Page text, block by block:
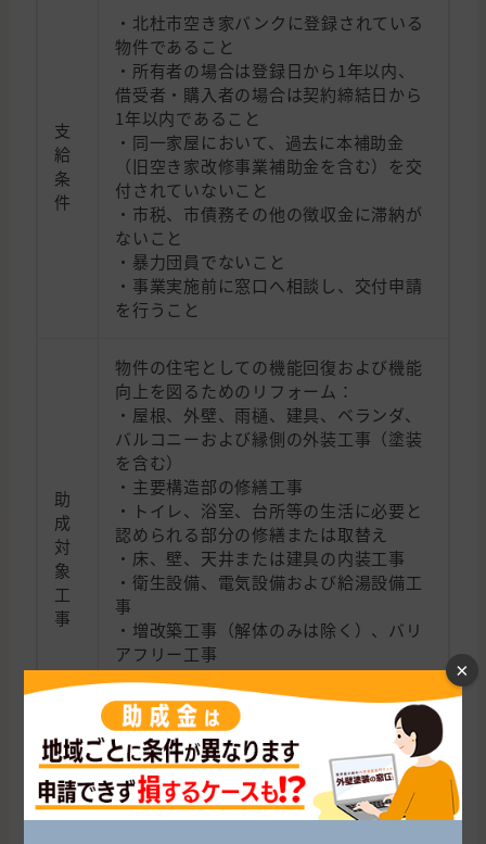
支
給
条
件
・北杜市空き家バンクに登録されている
物件であること
・所有者の場合は登録日から1年以内、
借受者・購入者の場合は契約締結日から
1年以内であること
・同一家屋において、過去に本補助金
（旧空き家改修事業補助金を含む）を交
付されていないこと
・市税、市債務その他の徴収金に滞納が
ないこと
・暴力団員でないこと
・事業実施前に窓口へ相談し、交付申請
を行うこと
助
成
対
象
工
事
物件の住宅としての機能回復および機能
向上を図るためのリフォーム：
・屋根、外壁、雨樋、建具、ベランダ、
バルコニーおよび縁側の外装工事（塗装
を含む）
・主要構造部の修繕工事
・トイレ、浴室、台所等の生活に必要と
認められる部分の修繕または取替え
・床、壁、天井または建具の内装工事
・衛生設備、電気設備および給湯設備工
事
・増改築工事（解体のみは除く）、バリ
アフリー工事
・その他、市長が必要と認めるリフォー
ム
※家財道具の処分および清掃（家財処分
事業）も対象。
問
×